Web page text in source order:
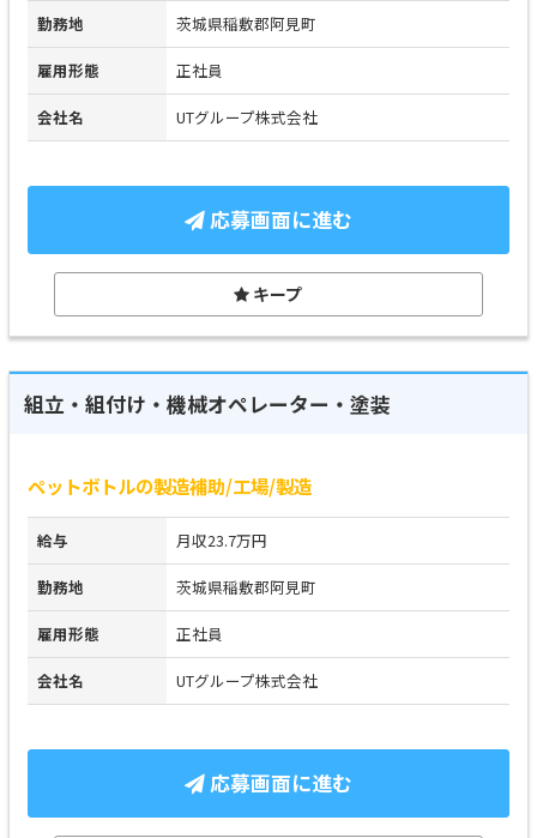
勤務地 茨城県稲敷郡阿見町
雇用形態 正社員
会社名 UTグループ株式会社
応募画面に進む
キープ
組立・組付け・機械オペレーター・塗装
ペットボトルの製造補助/工場/製造
給与 月収23.7万円
勤務地 茨城県稲敷郡阿見町
雇用形態 正社員
会社名 UTグループ株式会社
応募画面に進む